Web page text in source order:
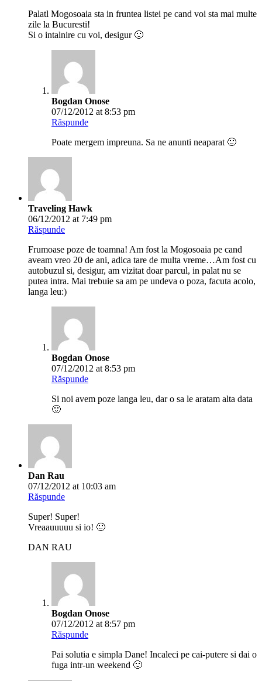
Palatl Mogosoaia sta in fruntea listei pe cand voi sta mai multe
zile la Bucuresti!
Si o intalnire cu voi, desigur 🙂
Bogdan Onose
07/12/2012 at 8:53 pm
Răspunde
Poate mergem impreuna. Sa ne anunti neaparat 🙂
Traveling Hawk
06/12/2012 at 7:49 pm
Răspunde
Frumoase poze de toamna! Am fost la Mogosoaia pe cand
aveam vreo 20 de ani, adica tare de multa vreme…Am fost cu
autobuzul si, desigur, am vizitat doar parcul, in palat nu se
putea intra. Mai trebuie sa am pe undeva o poza, facuta acolo,
langa leu:)
Bogdan Onose
07/12/2012 at 8:53 pm
Răspunde
Si noi avem poze langa leu, dar o sa le aratam alta data
🙂
Dan Rau
07/12/2012 at 10:03 am
Răspunde
Super! Super!
Vreaauuuuu si io! 🙂
DAN RAU
Bogdan Onose
07/12/2012 at 8:57 pm
Răspunde
Pai solutia e simpla Dane! Incaleci pe cai-putere si dai o
fuga intr-un weekend 🙂